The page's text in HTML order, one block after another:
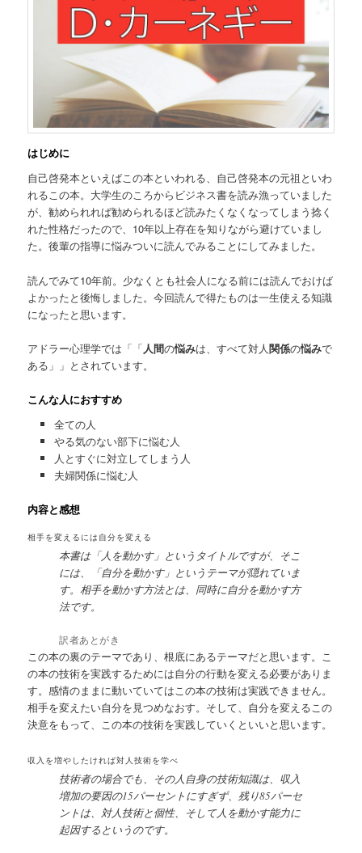
はじめに
自己啓発本といえばこの本といわれる、自己啓発本の元祖といわ
れるこの本。大学生のころからビジネス書を読み漁っていました
が、勧められれば勧められるほど読みたくなくなってしまう捻く
れた性格だったので、10年以上存在を知りながら避けていまし
た。後輩の指導に悩みついに読んでみることにしてみました。
読んでみて10年前。少なくとも社会人になる前には読んでおけば
よかったと後悔しました。今回読んで得たものは一生使える知識
になったと思います。
アドラー心理学では「「 人間の悩みは、すべて対人関係の悩みで
ある」」とされています。
こんな人におすすめ
全ての人
やる気のない部下に悩む人
人とすぐに対立してしまう人
夫婦関係に悩む人
内容と感想
相手を変えるには自分を変える
本書は「人を動かす」というタイトルですが、そこ
には、「自分を動かす」というテーマが隠れていま
す。相手を動かす方法とは、同時に自分を動かす方
法です。
訳者あとがき
この本の裏のテーマであり、根底にあるテーマだと思います。こ
の本の技術を実践するためには自分の行動を変える必要がありま
す。感情のままに動いていてはこの本の技術は実践できません。
相手を変えたい自分を見つめなおす。そして、自分を変えるこの
決意をもって、この本の技術を実践していくといいと思います。
収入を増やしたければ対人技術を学べ
技術者の場合でも、その人自身の技術知識は、収入
増加の要因の15パーセントにすぎず、残り85パーセ
ントは、対人技術と個性、そして人を動かす能力に
起因するというのです。